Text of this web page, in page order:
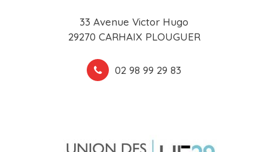
33 Avenue Victor Hugo
29270 CARHAIX PLOUGUER
02 98 99 29 83